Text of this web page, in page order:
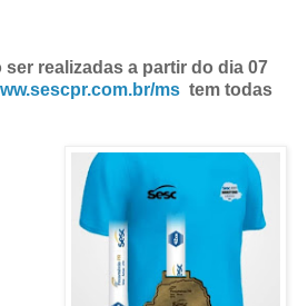
realizadas a partir do dia 07
ms tem todas